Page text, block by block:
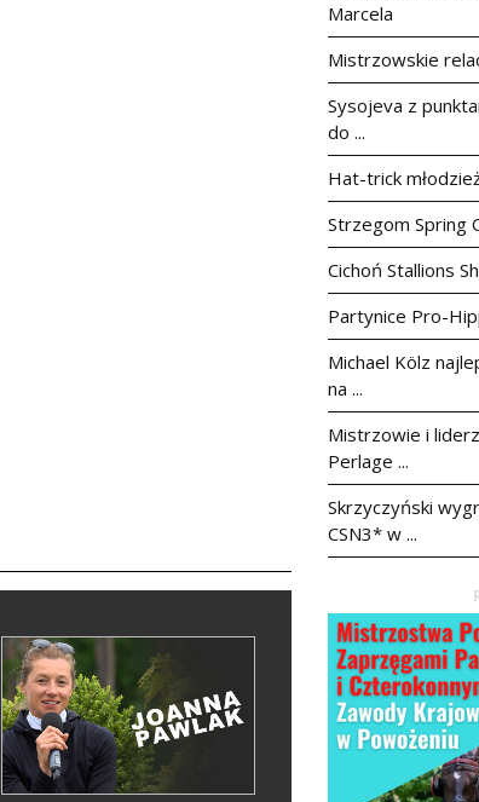
Marcela
Mistrzowskie
Sysojeva z
do ...
Hat-trick
Strzegom Spring
Cichoń Stallions
Partynice Pro-
Michael Kölz
na ...
Mistrzowie i
Perlage ...
Skrzyczyński
CSN3* w ...